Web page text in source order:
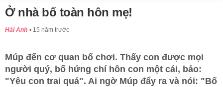
Ở nhà bố toàn hôn mẹ!
Hải Anh 15 năm trước
Múp đến cơ quan bố chơi. Thấy con được mọi
người quý, bố hứng chí hôn con một cái, bảo:
"Yêu con trai quá". Ai ngờ Múp đẩy ra và nói: "Bố